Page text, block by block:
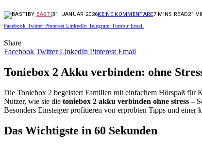
BY BASTI31. JANUAR 2026KEINE KOMMENTARE7 MINS READ21
Facebook Twitter Pinterest LinkedIn Telegram Tumblr Email
Share
Facebook Twitter LinkedIn Pinterest Email
Toniebox 2 Akku verbinden: ohne
Die Toniebox 2 begeistert Familien mit einfachem Hörspaß für
Nutzer, wie sie die toniebox 2 akku verbinden ohne stress –
Besonders Einsteiger profitieren von erprobten Tipps und
Das Wichtigste in 60 Sekunden